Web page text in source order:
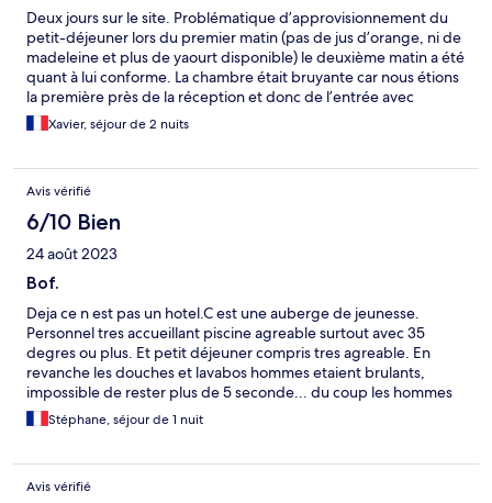
Deux jours sur le site. Problématique d’approvisionnement du
petit-déjeuner lors du premier matin (pas de jus d’orange, ni de
madeleine et plus de yaourt disponible) le deuxième matin a été
quant à lui conforme. La chambre était bruyante car nous étions
la première près de la réception et donc de l’entrée avec
l’espace fumeur.
Xavier, séjour de 2 nuits
Avis vérifié
6/10 Bien
24 août 2023
Bof.
Deja ce n est pas un hotel.C est une auberge de jeunesse.
Personnel tres accueillant piscine agreable surtout avec 35
degres ou plus. Et petit déjeuner compris tres agreable. En
revanche les douches et lavabos hommes etaient brulants,
impossible de rester plus de 5 seconde... du coup les hommes
allaient se doucher chez les femmes... on a signale le probleme
mais il n etait pas regle le lendemain. Et enfin de 23h30 a 3h00
sans s occuper que des familles essaient de dormir.
Stéphane, séjour de 1 nuit
Avis vérifié